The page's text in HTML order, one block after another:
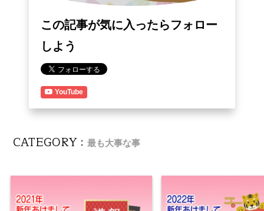
この記事が気に入ったらフォロー
しよう
YouTube
CATEGORY : 最も大事な事